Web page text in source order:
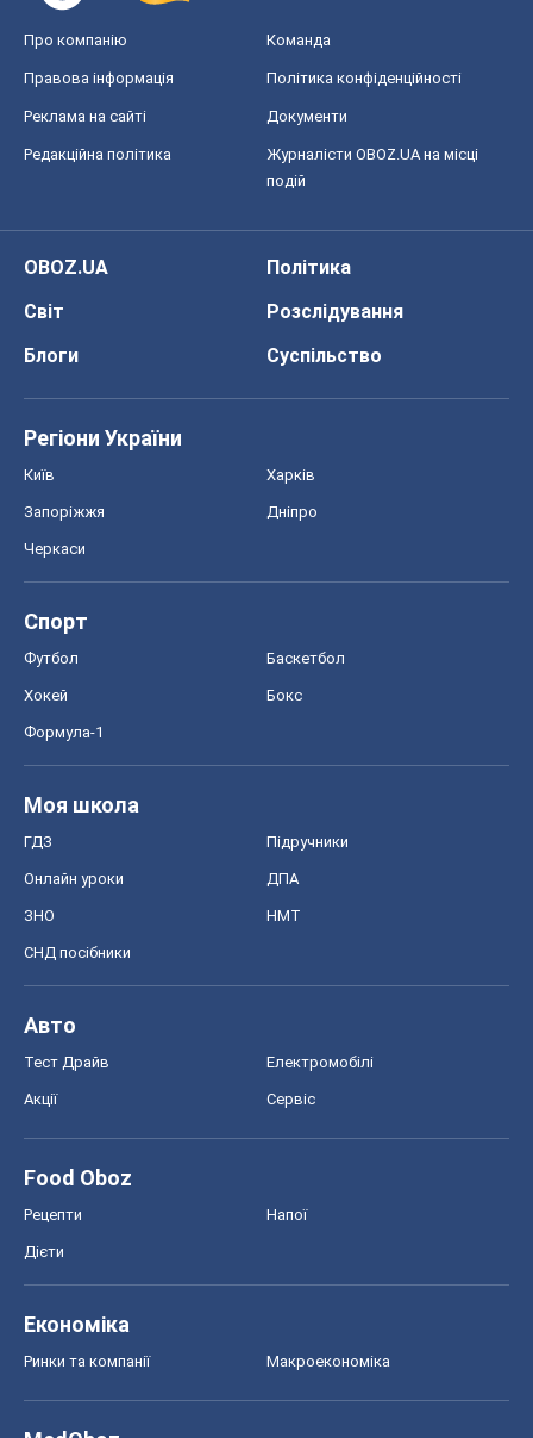
Про компанію Команда
Правова інформація Політика конфіденційності
Реклама на сайті Документи
Редакційна політика
Журналісти OBOZ.UA на місці
подій
OBOZ.UA
Політика
Світ
Розслідування
Блоги
Суспільство
Регіони України
Київ Харків
Запоріжжя Дніпро
Черкаси
Спорт
Футбол Баскетбол
Хокей Бокс
Формула-1
Моя школа
ГДЗ Підручники
Онлайн уроки ДПА
ЗНО НМТ
СНД посібники
Авто
Тест Драйв Електромобілі
Акції Сервіс
Food Oboz
Рецепти Напої
Дієти
Економіка
Ринки та компанії Макроекономіка